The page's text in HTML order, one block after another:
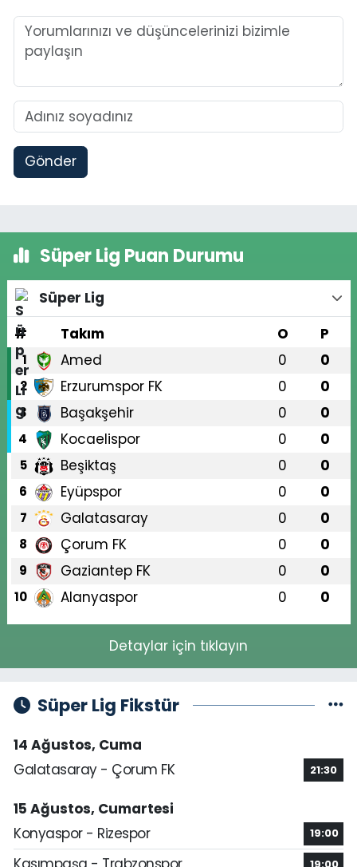
Gönder
Süper Lig Puan Durumu
Süper Lig
#
Takım O P
1 Amed 0 0
2 Erzurumspor FK 0 0
3 Başakşehir 0 0
4 Kocaelispor 0 0
5 Beşiktaş 0 0
6 Eyüpspor 0 0
7 Galatasaray 0 0
8 Çorum FK 0 0
9 Gaziantep FK 0 0
10 Alanyaspor 0 0
Detaylar için tıklayın
Süper Lig Fikstür
14 Ağustos, Cuma
Galatasaray - Çorum FK
21:30
15 Ağustos, Cumartesi
Konyaspor - Rizespor
19:00
19:00